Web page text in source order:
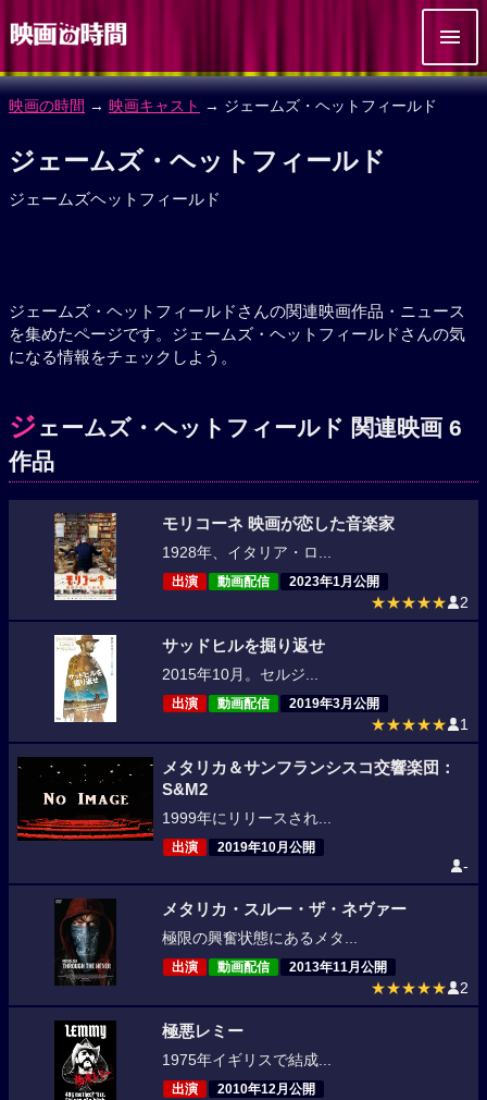
映画の時間 → 映画キャスト → ジェームズ・ヘットフィールド
ジェームズ・ヘットフィールド
ジェームズヘットフィールド
ジェームズ・ヘットフィールドさんの関連映画作品・ニュース
を集めたページです。ジェームズ・ヘットフィールドさんの気
になる情報をチェックしよう。
ジ ェームズ・ヘットフィールド 関連映画 6
作品
モリコーネ 映画が恋した音楽家
1928年、イタリア・ロ...
出演 動画配信 2023年1月公開
★★★★★ 2
サッドヒルを掘り返せ
2015年10月。セルジ...
出演 動画配信 2019年3月公開
★★★★★ 1
メタリカ＆サンフランシスコ交響楽団：
S&M2
1999年にリリースされ...
出演 2019年10月公開
-
メタリカ・スルー・ザ・ネヴァー
極限の興奮状態にあるメタ...
出演 動画配信 2013年11月公開
★★★★★ 2
極悪レミー
1975年イギリスで結成...
出演 2010年12月公開